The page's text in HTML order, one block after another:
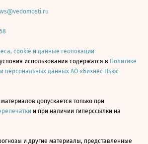
cookie и данные геолокации
использования содержатся в Политике
персональных данных АО «Бизнес Ньюс
допускается только при
и при наличии гиперссылки на
и другие материалы, представленные